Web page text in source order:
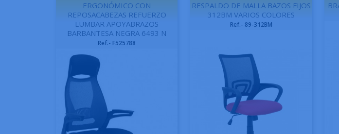
ERGONÓMICO CON
REPOSACABEZAS REFUERZO
LUMBAR APOYABRAZOS
BARBANTESA NEGRA 6493 N
Ref.- F525788
RESPALDO DE MALLA BAZOS FIJOS
312BM VARIOS COLORES
Ref.- 89-312BM